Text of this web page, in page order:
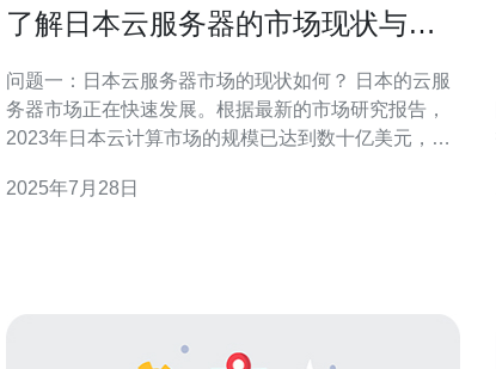
了解日本云服务器的市场现状与发
问题一：日本云服务器市场的现状如何？ 日本的云服
务器市场正在快速发展。根据最新的市场研究报告，
2023年日本云计算市场的规模已达到数十亿美元，并
中，云服务的接受度显著提高，许多企业开始将传统
2025年7月28日